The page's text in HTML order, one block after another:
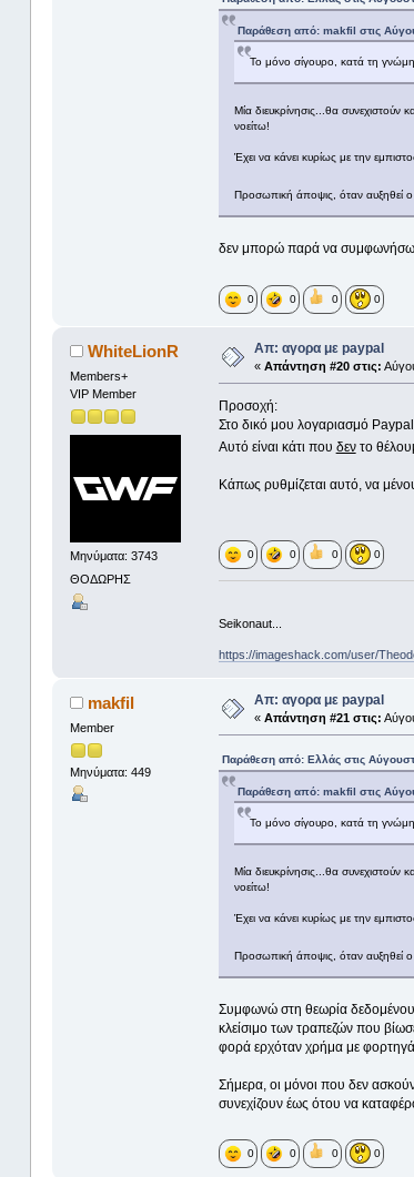
Παράθεση από: makfil στις
Το μόνο σίγουρο, κατά τη γνώμη
Μία διευκρίνησις...θα
νοείτω!
Έχει να κάνει κυρίως με την
Προσωπική άποψις, όταν αυξηθεί
δεν μπορώ παρά να συμφωνήσω
0 0 0 0
WhiteLionR
Members+
VIP Member
Μηνύματα: 3743
ΘΟΔΩΡΗΣ
Απ: αγορα με paypal
« Απάντηση #20 στις:
Προσοχή:
Στο δικό μου λογαριασμό
Αυτό είναι κάτι που δεντο
Κάπως ρυθμίζεται αυτό, να
0 0 0 0
Seikonaut...
https://imageshack.com/user/
makfil
Member
Μηνύματα: 449
Απ: αγορα με paypal
« Απάντηση #21 στις:
Παράθεση από: Ελλάς στις
Παράθεση από: makfil στις
Το μόνο σίγουρο, κατά τη γνώμη
Μία διευκρίνησις...θα
νοείτω!
Έχει να κάνει κυρίως με την
Προσωπική άποψις, όταν αυξηθεί
Συμφωνώ στη θεωρία δεδομένου
κλείσιμο των τραπεζών που
φορά ερχόταν χρήμα με φορτηγά
Σήμερα, οι μόνοι που δεν
συνεχίζουν έως ότου να
0 0 0 0